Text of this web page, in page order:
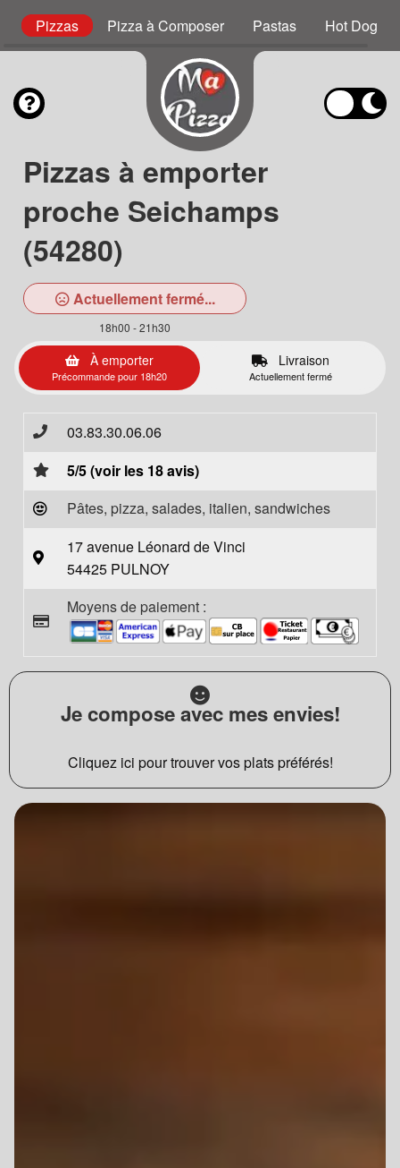
Pizzas Pizza à Composer Pastas Hot Dog
Pizzas à emporter
proche Seichamps
(54280)
Actuellement fermé...
18h00 - 21h30
À emporter
Précommande pour 18h20
Livraison
Actuellement fermé
03.83.30.06.06
5/5 (voir les 18 avis)
Pâtes, pizza, salades, italien, sandwiches
17 avenue Léonard de Vinci
54425 PULNOY
Moyens de paiement :
Je compose avec mes envies!
Cliquez ici pour trouver vos plats préférés!